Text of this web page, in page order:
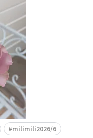
れます🤗🎶他のバラ
えしましたが、この
わったら植え替えし
milimili2026/6